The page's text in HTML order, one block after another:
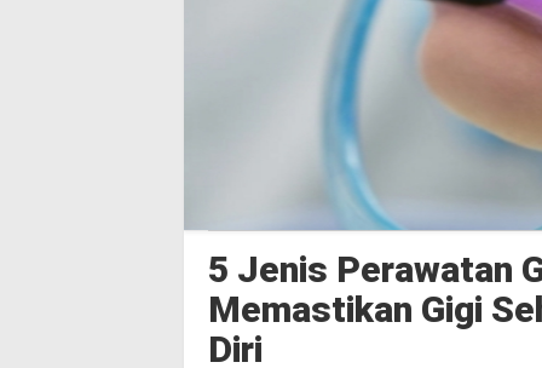
5 Jenis Perawatan
Memastikan Gigi
Diri